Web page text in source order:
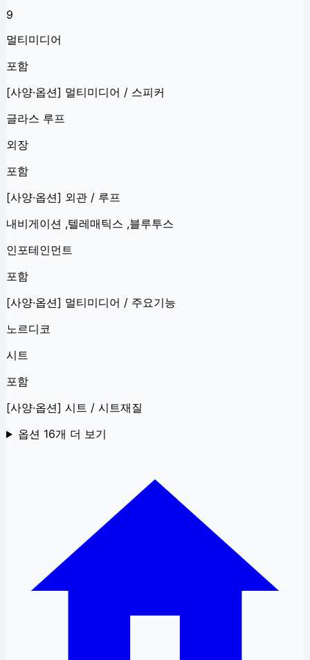
9
멀티미디어
포함
[사양·옵션] 멀티미디어 / 스피커
글라스 루프
외장
포함
[사양·옵션] 외관 / 루프
내비게이션 ,텔레매틱스 ,블루투스
인포테인먼트
포함
[사양·옵션] 멀티미디어 / 주요기능
노르디코
시트
포함
[사양·옵션] 시트 / 시트재질
옵션 16개 더 보기